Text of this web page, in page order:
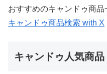
おすすめのキャンドゥ商品
キャンドゥ商品検索 with X
キャンドゥ人気商品